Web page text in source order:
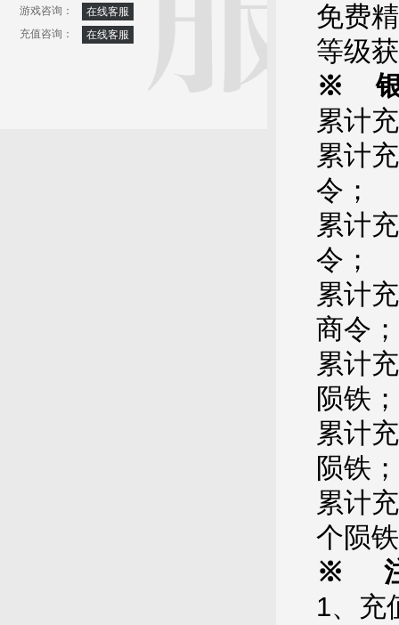
游戏咨询：
在线客服
充值咨询：
在线客服
免费
等级
※ 银
累计
累计
令；
累计
令；
累计
商令；
累计
陨铁；
累计
陨铁；
累计
个陨
※ 注
1、充